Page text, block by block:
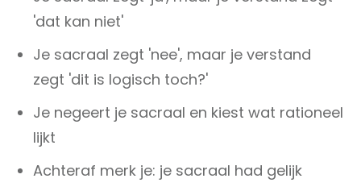
'dat kan niet'
Je sacraal zegt 'nee', maar je verstand
zegt 'dit is logisch toch?'
Je negeert je sacraal en kiest wat rationeel
lijkt
Achteraf merk je: je sacraal had gelijk